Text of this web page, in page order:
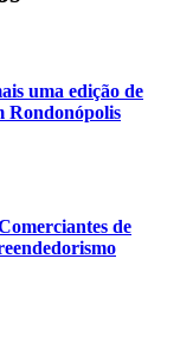
uma edição de
Rondonópolis
de